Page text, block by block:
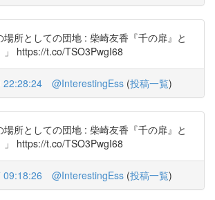
所としての団地 : 柴崎友香『千の扉』と
」 https://t.co/TSO3PwgI68
22:28:24 @InterestingEss (投稿一覧)
所としての団地 : 柴崎友香『千の扉』と
」 https://t.co/TSO3PwgI68
@InterestingEss (投稿一覧)